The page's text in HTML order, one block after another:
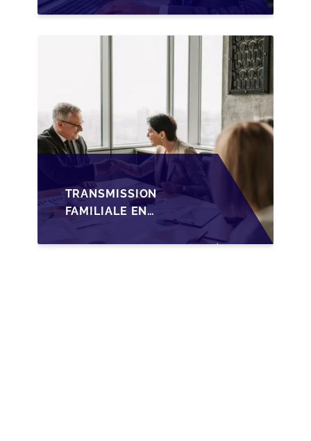
WALLONIE SUR LA
TRANSMISSION
TRANSMISSION
FAMILIALE EN
WALLONIE :
NOUVELLES